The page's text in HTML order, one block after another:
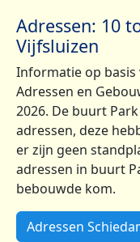
Adressen: 10
Vijfsluizen
Informatie op basis
Adressen en
2026. De buurt
adressen, deze
er zijn geen
adressen in buurt
bebouwde kom.
Adressen